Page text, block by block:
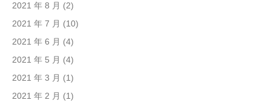
2021 年 8 月 (2)
2021 年 7 月 (10)
2021 年 6 月 (4)
2021 年 5 月 (4)
2021 年 3 月 (1)
2021 年 2 月 (1)